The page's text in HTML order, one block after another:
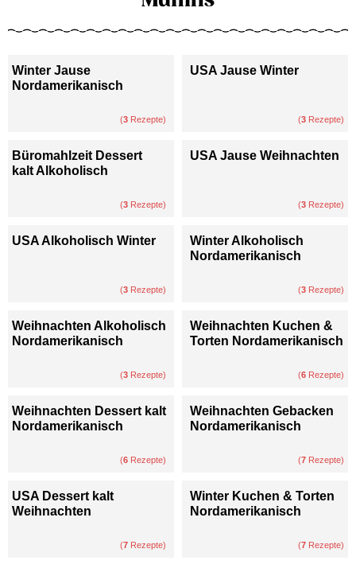
Winter Jause
Nordamerikanisch
(3 Rezepte)
USA Jause Winter
(3 Rezepte)
Büromahlzeit Dessert
kalt Alkoholisch
(3 Rezepte)
USA Jause Weihnachten
(3 Rezepte)
USA Alkoholisch Winter
(3 Rezepte)
Winter Alkoholisch
Nordamerikanisch
(3 Rezepte)
Weihnachten Alkoholisch
Nordamerikanisch
(3 Rezepte)
Weihnachten Kuchen &
Torten Nordamerikanisch
(6 Rezepte)
Weihnachten Dessert kalt
Nordamerikanisch
(6 Rezepte)
Weihnachten Gebacken
Nordamerikanisch
(7 Rezepte)
USA Dessert kalt
Weihnachten
(7 Rezepte)
Winter Kuchen & Torten
Nordamerikanisch
(7 Rezepte)